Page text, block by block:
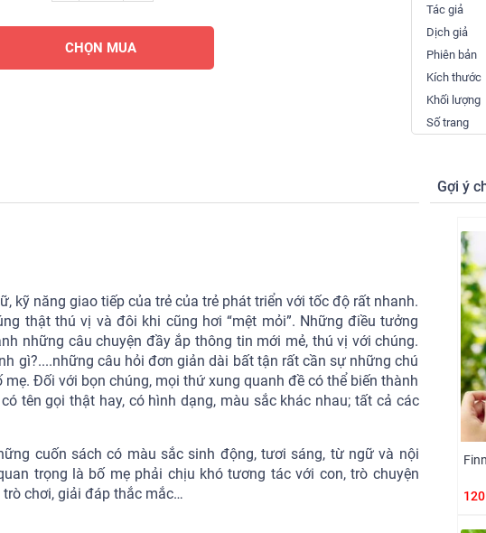
CHỌN MUA
Tác giả
Dịch giả
Phiên bản
Kích thước
Khối lượng
Số trang
kỹ năng giao tiếp của trẻ của trẻ phát triển với tốc độ rất nhanh.
thật thú vị và đôi khi cũng hơi “mệt mỏi”. Những điều tưởng
những câu chuyện đầy ắp thông tin mới mẻ, thú vị với chúng.
gì?....những câu hỏi đơn giản dài bất tận rất cần sự những chú
Đối với bọn chúng, mọi thứ xung quanh đề có thể biến thành
tên gọi thật hay, có hình dạng, màu sắc khác nhau; tất cả các
cuốn sách có màu sắc sinh động, tươi sáng, từ ngữ và nội
trọng là bố mẹ phải chịu khó tương tác với con, trò chuyện
chơi, giải đáp thắc mắc…
Gợi ý